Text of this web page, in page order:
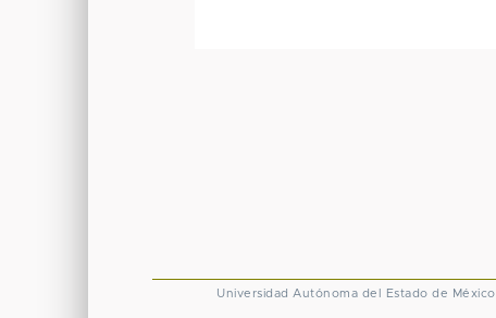
Universidad Autónoma del Estado de México